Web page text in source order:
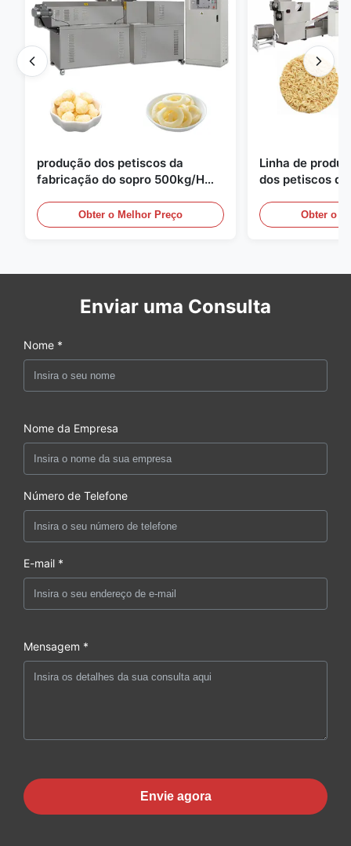
produção dos petiscos da
fabricação do sopro 500kg/H
Obter o Melhor Preço
Linha de
dos petiscos
Obter o
Enviar uma Consulta
Nome *
Nome da Empresa
Número de Telefone
E-mail *
Mensagem *
Envie agora